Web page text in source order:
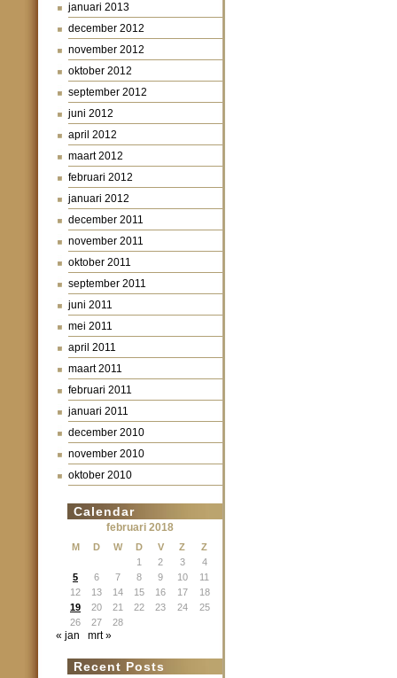
januari 2013
december 2012
november 2012
oktober 2012
september 2012
juni 2012
april 2012
maart 2012
februari 2012
januari 2012
december 2011
november 2011
oktober 2011
september 2011
juni 2011
mei 2011
april 2011
maart 2011
februari 2011
januari 2011
december 2010
november 2010
oktober 2010
Calendar
februari 2018
M D W D V Z
Z
1
2 3
4
5
6 7 8 9 10
11
12
13 14 15 16 17
18
19
20 21 22 23 24
25
26
27 28
« jan mrt »
Recent Posts